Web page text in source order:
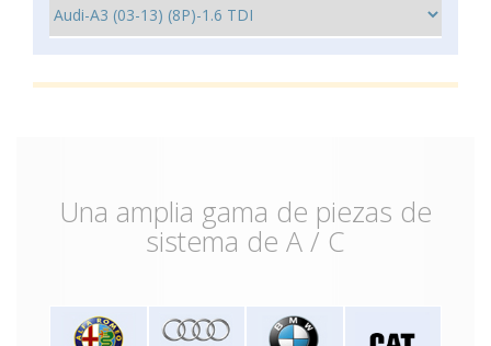
Una amplia gama de piezas de
sistema de A / C